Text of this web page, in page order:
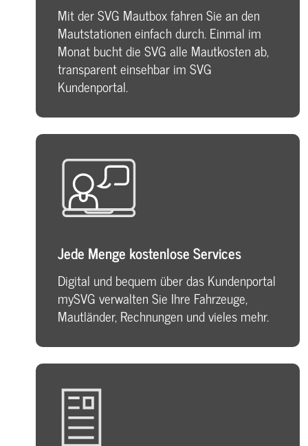
Mit der SVG Mautbox fahren Sie an den
Mautstationen einfach durch. Einmal im
Monat bucht die SVG alle Mautkosten ab,
transparent einsehbar im SVG
Kundenportal.
Jede Menge kostenlose Services
Digital und bequem über das Kundenportal
mySVG verwalten Sie Ihre Fahrzeuge,
Mautländer, Rechnungen und vieles mehr.